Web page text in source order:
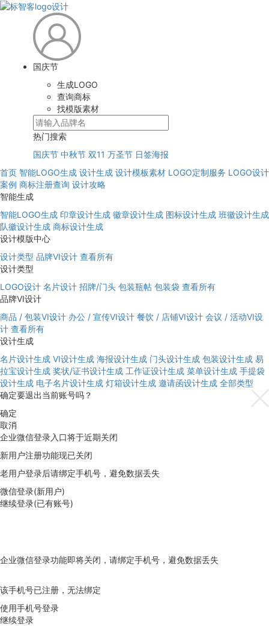
国庆节
生成LOGO
查询商标
找模版素材
热门搜索
国庆节 中秋节 双11 万圣节 日签海报
首页 智能LOGO生成 设计生成 设计模板素材 LOGO定制服务 LOGO设计
案例 商标注册查询 设计攻略
智能生成
智能LOGO生成 印章设计生成 徽章设计生成 图标设计生成 班徽设计生成
队徽设计生成 商标设计生成
设计模版中心
设计类型 品牌VI设计 查看所有
设计类型
LOGO设计 名片设计 招牌/门头 包装瓶帖 包装袋 查看所有
品牌VI设计
商品 / 包装VI设计 办公 / 宣传VI设计 餐饮 / 店铺VI设计 会议 / 活动VI设
计 查看所有
设计生成
名片设计生成 VI设计生成 海报设计生成 门头设计生成 包装设计生成 易
拉宝设计生成 奖状/证书设计生成 工作证设计生成 菜单设计生成 手提袋
设计生成 电子名片设计生成 灯箱设计生成 邀请函设计生成 全部类型
确定要退出当前账号吗？
确定
取消
企业微信登录入口将于近期关闭
新用户注册功能现已关闭
老用户登录后请绑定手机号，避免数据丢失
微信登录(新用户)
继续登录(已有账号)
企业微信登录功能即将关闭，请绑定手机号，避免数据丢失
该手机号已注册，无法绑定
使用手机号登录
继续登录